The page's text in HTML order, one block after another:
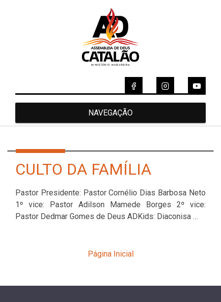
NAVEGAÇÃO
CULTO DA FAMÍLIA
Pastor Presidente: Pastor Cornélio Dias Barbosa Neto
1º vice: Pastor Adilson Mamede Borges 2º vice:
Pastor Dedmar Gomes de Deus ADKids: Diaconisa …
Página Inicial